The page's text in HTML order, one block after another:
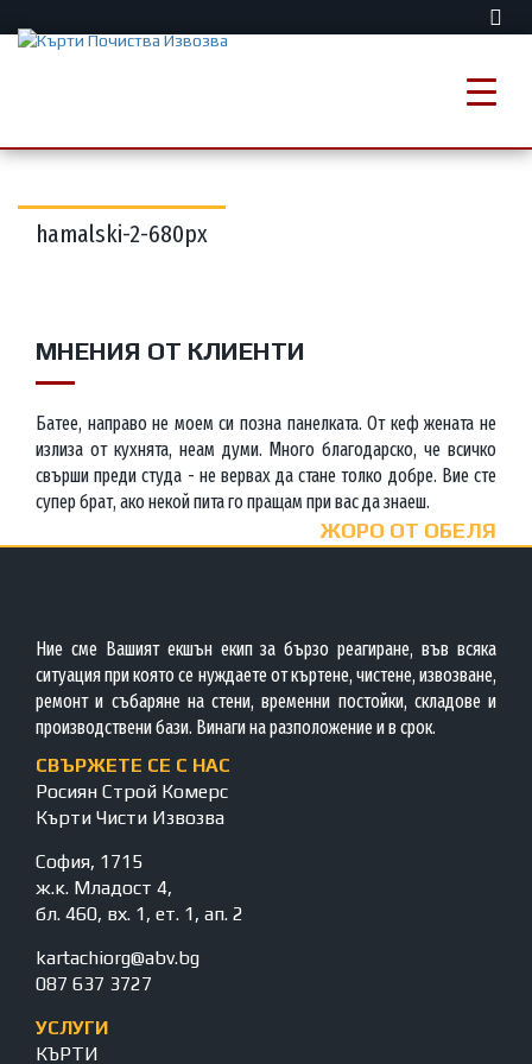
hamalski-2-680px
МНЕНИЯ ОТ КЛИЕНТИ
Батее, направо не моем си позна панелката. От кеф жената не
излиза от кухнята, неам думи. Много благодарско, че всичко
свърши преди студа - не вервах да стане толко добре. Вие сте
супер брат, ако некой пита го пращам при вас да знаеш.
ЖОРО ОТ ОБЕЛЯ
Ние сме Вашият екшън екип за бързо реагиране, във всяка
ситуация при която се нуждаете от къртене, чистене, извозване,
ремонт и събаряне на стени, временни постойки, складове и
производствени бази. Винаги на разположение и в срок.
СВЪРЖЕТЕ СЕ С НАС
Росиян Строй Комерс
Кърти Чисти Извозва
София, 1715
ж.к. Младост 4,
бл. 460, вх. 1, ет. 1, ап. 2
kartachiorg@abv.bg
087 637 3727
УСЛУГИ
КЪРТИ